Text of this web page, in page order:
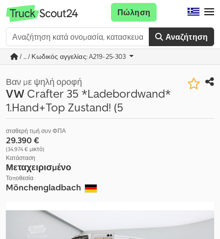
Αναζήτηση
Πώληση
/ ... / Κωδικός αγγελίας: A219-25-303
Βαν με ψηλή οροφή
VW Crafter 35 *Ladebordwand*
1.Hand+Top Zustand! (5
σταθερή τιμή συν ΦΠΑ
29.390 €
(34.974 € μικτό)
Κατάσταση
Μεταχειρισμένο
Τοποθεσία
Mönchengladbach